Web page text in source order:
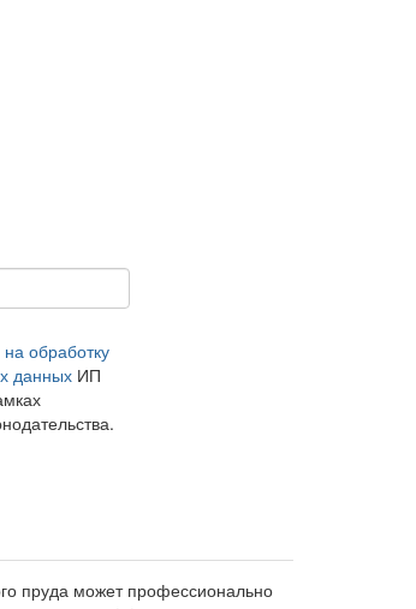
на обработку
данныхИП
пруда может профессионально